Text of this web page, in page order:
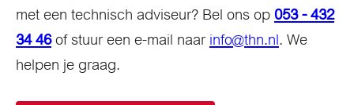
met een technisch adviseur? Bel ons op 053 - 432
34 46of stuur een e-mail naar info@thn.nl. We
helpen je graag.